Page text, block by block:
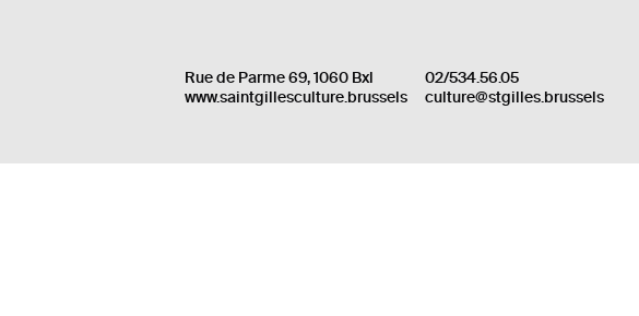
Rue de Parme 69, 1060 Bxl
www.saintgillesculture.brussels
02/534.56.05
culture@stgilles.brussels